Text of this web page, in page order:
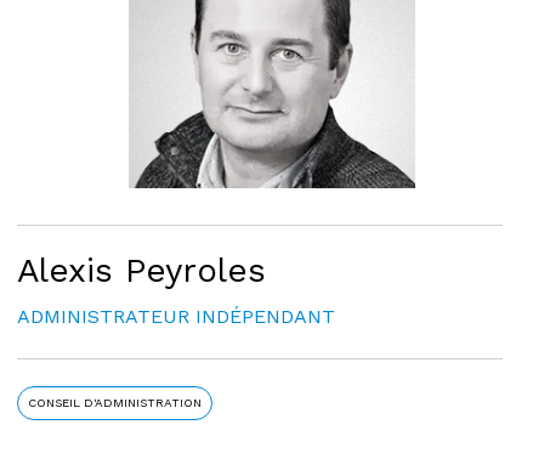
Alexis Peyroles
ADMINISTRATEUR INDÉPENDANT
CONSEIL D'ADMINISTRATION